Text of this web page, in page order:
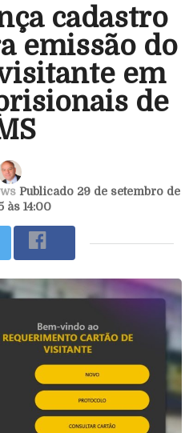
cadastro
emissão do
em
de
Publicado 29 de setembro de
às 14:00